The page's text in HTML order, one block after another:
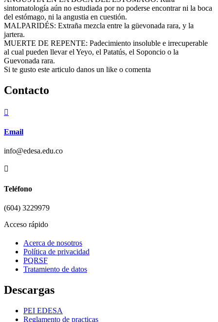
sintomatología aún no estudiada por no poderse encontrar ni la boca
del estómago, ni la angustia en cuestión.
MALPARIDÉS: Extraña mezcla entre la güevonada rara, y la
jartera.
MUERTE DE REPENTE: Padecimiento insoluble e irrecuperable
al cual pueden llevar el Yeyo, el Patatús, el Soponcio o la
Guevonada rara.
Si te gusto este articulo danos un like o comenta
Contacto

Email
info@edesa.edu.co

Teléfono
(604) 3229979
Acceso rápido
Acerca de nosotros
Política de privacidad
PQRSF
Tratamiento de datos
Descargas
PEI EDESA
Reglamento de practicas